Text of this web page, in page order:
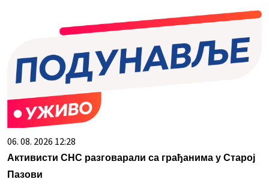
06. 08. 2026 12:28
Активисти СНС разговарали са грађанима у Старој
Пазови